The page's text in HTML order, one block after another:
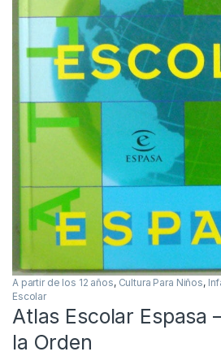
A partir de los 12 años, Cultura Para Niños,
Escolar
Atlas Escolar Espasa
la Orden